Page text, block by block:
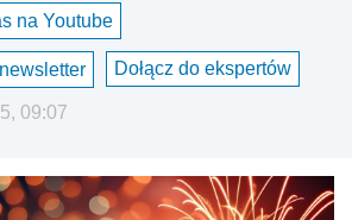
na Youtube
Dołącz do ekspertów
09:07